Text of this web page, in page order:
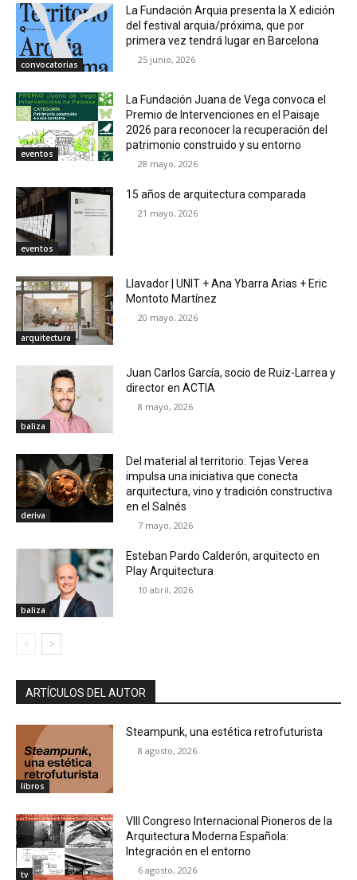
convocatorias
La Fundación Arquia presenta la X edición
del festival arquia/próxima, que por
primera vez tendrá lugar en Barcelona
25 junio, 2026
eventos
La Fundación Juana de Vega convoca el
Premio de Intervenciones en el Paisaje
2026 para reconocer la recuperación del
patrimonio construido y su entorno
28 mayo, 2026
eventos
15 años de arquitectura comparada
21 mayo, 2026
arquitectura
Llavador | UNIT + Ana Ybarra Arias + Eric
Montoto Martínez
20 mayo, 2026
baliza
Juan Carlos García, socio de Ruiz-Larrea y
director en ACTIA
8 mayo, 2026
deriva
Del material al territorio: Tejas Verea
impulsa una iniciativa que conecta
arquitectura, vino y tradición constructiva
en el Salnés
7 mayo, 2026
baliza
Esteban Pardo Calderón, arquitecto en
Play Arquitectura
10 abril, 2026
ARTÍCULOS DEL AUTOR
libros
Steampunk, una estética retrofuturista
8 agosto, 2026
tv
VIII Congreso Internacional Pioneros de la
Arquitectura Moderna Española:
Integración en el entorno
6 agosto, 2026